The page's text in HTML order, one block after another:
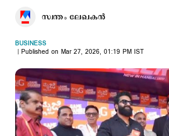
സ്വന്തം ലേഖകൻ
BUSINESS
Published on Mar 27, 2026, 01:19 PM IST